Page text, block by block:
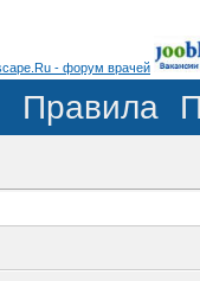
Правила